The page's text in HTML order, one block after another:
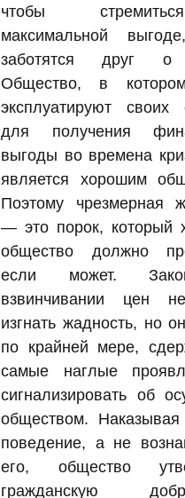
чтобы
максимальной
заботятся друг о
Общество, в
эксплуатируют своих
для получения
выгоды во времена
является хорошим
Поэтому чрезмерная
— это порок, который
общество должно
если может.
взвинчивании цен
изгнать жадность, но
по крайней мере,
самые наглые
сигнализировать об
обществом.
поведение, а не
его, общество
гражданскую